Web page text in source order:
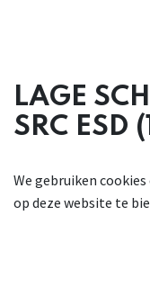
LAGE
SRC ESD
antiperforatiezool en
(amagnetisch).
PU/TPU, SRC
Uitneembare
We gebruiken
op deze website te